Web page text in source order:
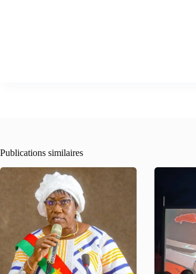
Publications similaires